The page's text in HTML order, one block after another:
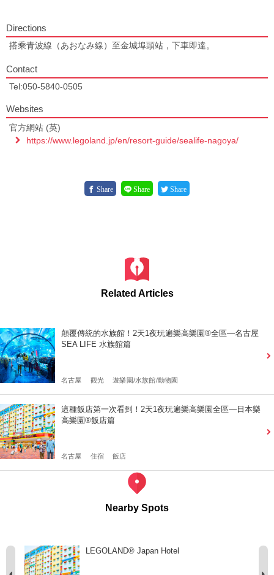
Directions
搭乘青波線（あおなみ線）至金城埠頭站，下車即達。
Contact
Tel:050-5840-0505
Websites
官方網站 (英)
https://www.legoland.jp/en/resort-guide/sealife-nagoya/
Share Share Share
Related Articles
顛覆傳統的水族館！2天1夜玩遍樂高樂園®全區—名古屋
SEA LIFE 水族館篇
名古屋 觀光 遊樂園/水族館/動物園
這種飯店第一次看到！2天1夜玩遍樂高樂園全區—日本樂
高樂園®飯店篇
名古屋 住宿 飯店
Nearby Spots
LEGOLAND® Japan Hotel